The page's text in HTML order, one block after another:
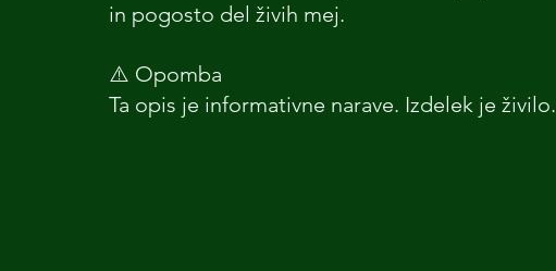
in pogosto del živih mej.
⚠️ Opomba
Ta opis je informativne narave. Izdelek je živilo.